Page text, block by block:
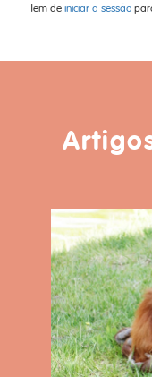
Tem de iniciar a sessão